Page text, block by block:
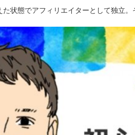
状態でアフィリエイターとして独立